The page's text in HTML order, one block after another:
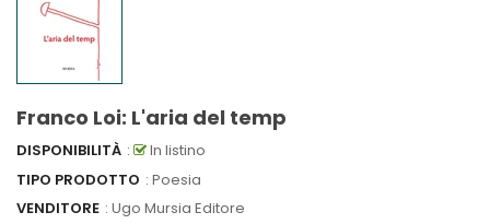
Franco Loi: L'aria del temp
DISPONIBILITÀ :
In listino
TIPO PRODOTTO : Poesia
VENDITORE : Ugo Mursia Editore